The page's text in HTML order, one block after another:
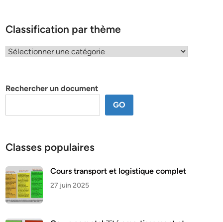
Classification par thème
Classification
Rechercher un document
GO
Classes populaires
Cours transport et logistique complet
27 juin 2025